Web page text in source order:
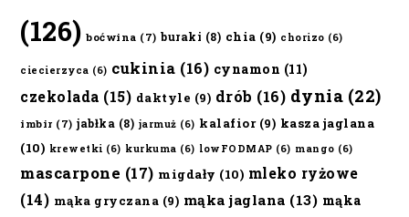
(126) boćwina (7) buraki (8) chia (9) chorizo (6)
ciecierzyca (6) cukinia (16) cynamon (11)
czekolada (15) daktyle (9) drób (16) dynia (22)
imbir (7) jabłka (8) jarmuż (6) kalafior(9) kasza jaglana
(10) krewetki (6) kurkuma (6) lowFODMAP (6) mango (6)
mascarpone (17) migdały (10) mleko ryżowe
(14) mąka gryczana (9) mąka jaglana (13) mąka